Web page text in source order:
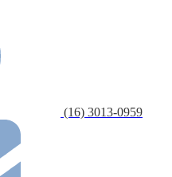
(16) 3013-0959